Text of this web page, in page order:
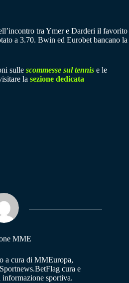
tra Ymer e Darderi il favorito
a 3.70. Bwin ed Eurobet bancano la
sulle scommesse sul tennis e le
la sezione dedicata
MME
a cura di MMEuropa,
cura e
sportiva.